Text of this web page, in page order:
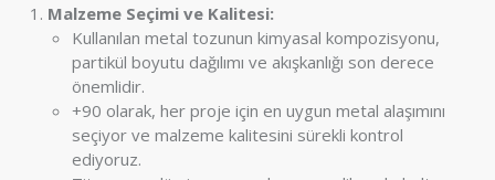
Malzeme Seçimi ve Kalitesi:
Kullanılan metal tozunun kimyasal kompozisyonu,
partikül boyutu dağılımı ve akışkanlığı son derece
önemlidir.
+90 olarak, her proje için en uygun metal alaşımını
seçiyor ve malzeme kalitesini sürekli kontrol
ediyoruz.